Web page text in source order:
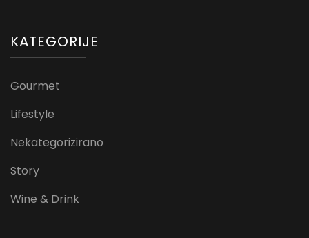
KATEGORIJE
Gourmet
Lifestyle
Nekategorizirano
Story
Wine & Drink